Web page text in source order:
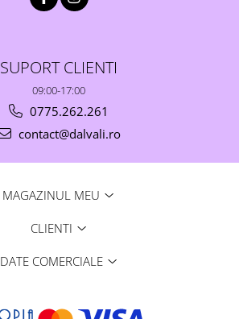
SUPORT CLIENTI
09:00-17:00
0775.262.261
contact@dalvali.ro
MAGAZINUL MEU
CLIENTI
DATE COMERCIALE